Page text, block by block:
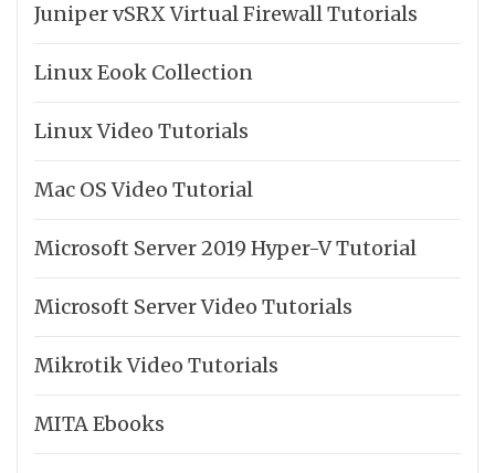
Juniper vSRX Virtual Firewall Tutorials
Linux Eook Collection
Linux Video Tutorials
Mac OS Video Tutorial
Microsoft Server 2019 Hyper-V Tutorial
Microsoft Server Video Tutorials
Mikrotik Video Tutorials
MITA Ebooks